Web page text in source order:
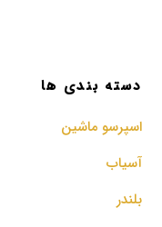
دسته بندی ها
اسپرسو‌ ماشین
آسیاب
بلندر